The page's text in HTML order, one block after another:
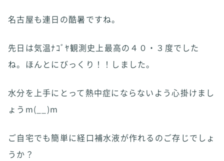
名古屋も連日の酷暑ですね。
先日は気温ﾅｺﾞﾔ観測史上最高の４０・３度でした
ね。ほんとにびっくり！！しました。
水分を上手にとって熱中症にならないよう心掛けまし
ょうm(__)m
ご自宅でも簡単に経口補水液が作れるのご存じでしょ
うか？